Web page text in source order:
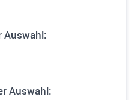
Auswahl:
Auswahl: